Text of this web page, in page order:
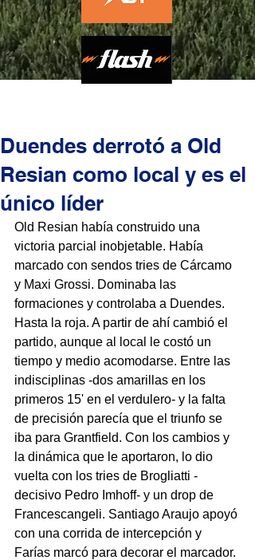
Duendes derrotó a Old
Resian como local y es el
único líder
Old Resian había construido una
victoria parcial inobjetable. Había
marcado con sendos tries de Cárcamo
y Maxi Grossi. Dominaba las
formaciones y controlaba a Duendes.
Hasta la roja. A partir de ahí cambió el
partido, aunque al local le costó un
tiempo y medio acomodarse. Entre las
indisciplinas -dos amarillas en los
primeros 15' en el verdulero- y la falta
de precisión parecía que el triunfo se
iba para Grantfield. Con los cambios y
la dinámica que le aportaron, lo dio
vuelta con los tries de Brogliatti -
decisivo Pedro Imhoff- y un drop de
Francescangeli. Santiago Araujo apoyó
con una corrida de intercepción y
Farías marcó para decorar el marcador.